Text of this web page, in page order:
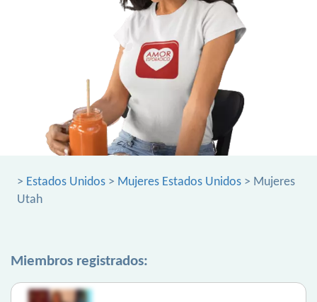
> Estados Unidos > Mujeres Estados Unidos > Mujeres
Utah
Miembros registrados: